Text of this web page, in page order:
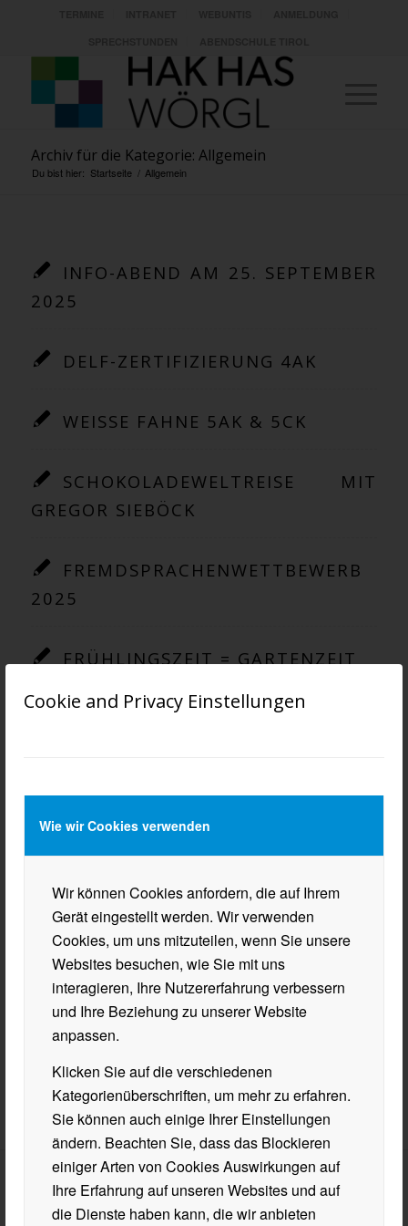
Cookie and Privacy Einstellungen
Wie wir Cookies verwenden
Wir können Cookies anfordern, die auf Ihrem
Gerät eingestellt werden. Wir verwenden
Cookies, um uns mitzuteilen, wenn Sie unsere
Websites besuchen, wie Sie mit uns
interagieren, Ihre Nutzererfahrung verbessern
und Ihre Beziehung zu unserer Website
anpassen.
Klicken Sie auf die verschiedenen
Kategorienüberschriften, um mehr zu erfahren.
Sie können auch einige Ihrer Einstellungen
ändern. Beachten Sie, dass das Blockieren
einiger Arten von Cookies Auswirkungen auf
Ihre Erfahrung auf unseren Websites und auf
die Dienste haben kann, die wir anbieten
Archiv für die Kategorie: Allgemein
Du bist hier: Startseite / Allgemein
INFO-ABEND AM 25. SEPTEMBER
2025
DELF-ZERTIFIZIERUNG 4AK
WEISSE FAHNE 5AK & 5CK
SCHOKOLADEWELTREISE MIT
GREGOR SIEBÖCK
FREMDSPRACHENWETTBEWERB
2025
FRÜHLINGSZEIT = GARTENZEIT
WIR SIND EUREGIO!
NEUE SCHÜLERVERTRETUNG
WILLKOMMEN IM NEUEN
SCHULJAHR!
BHAK/BHAS WÖRGL